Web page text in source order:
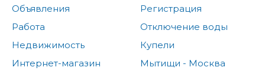
Объявления
Работа
Недвижимость
Интернет-магазин
Регистрация
Отключение воды
Купели
Мытищи - Москва